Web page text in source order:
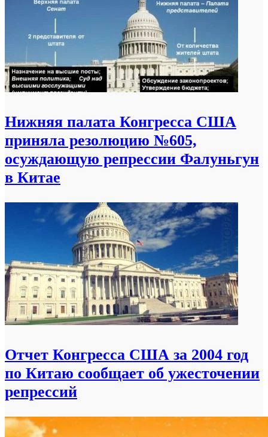
Нижняя палата Конгресса США
приняла резолюцию №605,
осуждающую репрессии Фалуньгун
в Китае
Отчет Конгресса США за 2004 год
по Китаю сообщает об ужесточении
репрессий